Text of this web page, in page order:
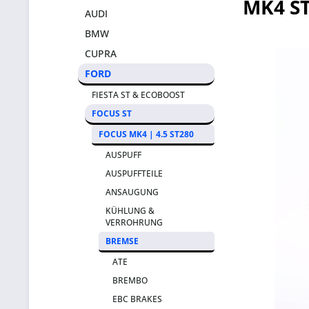
AUDI
BMW
CUPRA
FORD
FIESTA ST & ECOBOOST
FOCUS ST
FOCUS MK4 | 4.5 ST280
AUSPUFF
AUSPUFFTEILE
ANSAUGUNG
KÜHLUNG &
VERROHRUNG
BREMSE
ATE
BREMBO
EBC BRAKES
MK4